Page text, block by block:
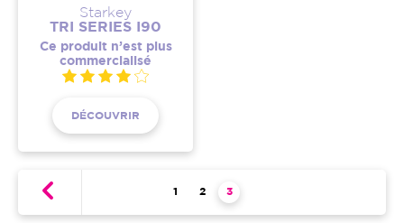
Starkey
TRI SERIES I90
Ce produit n’est plus
commercialisé
DÉCOUVRIR
Page
1 Page
2 Page courante
3